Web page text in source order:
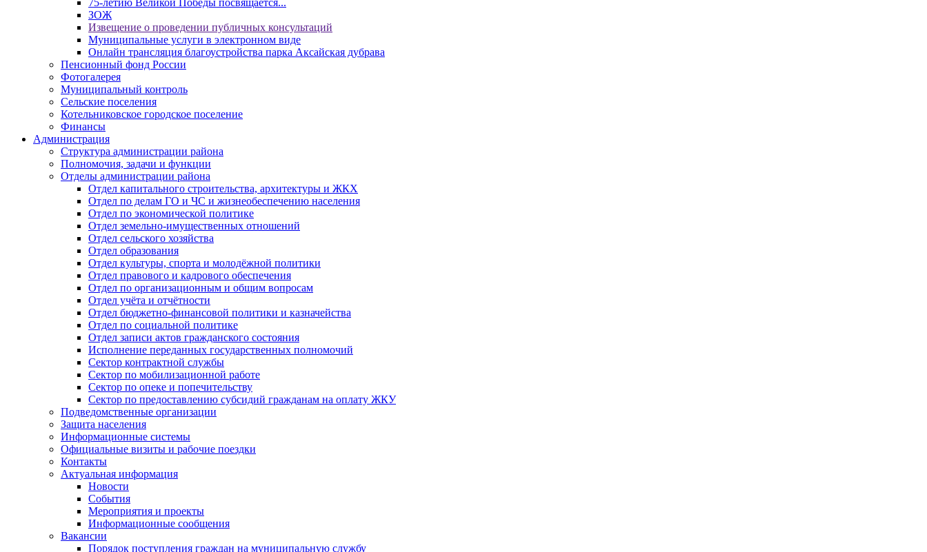
75-летию Великой Победы посвящается...
ЗОЖ
Извещение о проведении публичных консультаций
Муниципальные услуги в электронном виде
Онлайн трансляция благоустройства парка Аксайская дубрава
Пенсионный фонд России
Фотогалерея
Муниципальный контроль
Сельские поселения
Котельниковское городское поселение
Финансы
Администрация
Структура администрации района
Полномочия, задачи и функции
Отделы администрации района
Отдел капитального строительства, архитектуры и ЖКХ
Отдел по делам ГО и ЧС и жизнеобеспечению населения
Отдел по экономической политике
Отдел земельно-имущественных отношений
Отдел сельского хозяйства
Отдел образования
Отдел культуры, спорта и молодёжной политики
Отдел правового и кадрового обеспечения
Отдел по организационным и общим вопросам
Отдел учёта и отчётности
Отдел бюджетно-финансовой политики и казначейства
Отдел по социальной политике
Отдел записи актов гражданского состояния
Исполнение переданных государственных полномочий
Сектор контрактной службы
Сектор по мобилизационной работе
Сектор по опеке и попечительству
Сектор по предоставлению субсидий гражданам на оплату ЖКУ
Подведомственные организации
Защита населения
Информационные системы
Официальные визиты и рабочие поездки
Контакты
Актуальная информация
Новости
События
Мероприятия и проекты
Информационные сообщения
Вакансии
Порядок поступления граждан на муниципальную службу